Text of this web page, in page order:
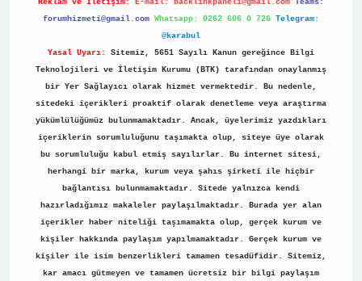
Reklam ve İletişim: E-mail: backlinkpaneli@gmail.com Teams:
forumhizmeti@gmail.com Whatsapp: 0262 606 0 726 Telegram:
@karabul
Yasal Uyarı:
Sitemiz, 5651 Sayılı Kanun gereğince Bilgi
Teknolojileri ve İletişim Kurumu (BTK) tarafından onaylanmış
bir Yer Sağlayıcı olarak hizmet vermektedir. Bu nedenle,
sitedeki içerikleri proaktif olarak denetleme veya araştırma
yükümlülüğümüz bulunmamaktadır. Ancak, üyelerimiz yazdıkları
içeriklerin sorumluluğunu taşımakta olup, siteye üye olarak
bu sorumluluğu kabul etmiş sayılırlar. Bu internet sitesi,
herhangi bir marka, kurum veya şahıs şirketi ile hiçbir
bağlantısı bulunmamaktadır. Sitede yalnızca kendi
hazırladığımız makaleler paylaşılmaktadır. Burada yer alan
içerikler haber niteliği taşımamakta olup, gerçek kurum ve
kişiler hakkında paylaşım yapılmamaktadır. Gerçek kurum ve
kişiler ile isim benzerlikleri tamamen tesadüfidir. Sitemiz,
kar amacı gütmeyen ve tamamen ücretsiz bir bilgi paylaşım